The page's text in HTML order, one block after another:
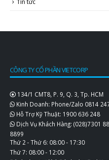
Tin tức
CÔNG TY CỔ PHẦN VIETCORP
134/1 CMT8, P. 9, Q. 3, Tp. HCM
Kinh Doanh: Phone/Zalo 0814
Hỗ Trợ Kỹ Thuật: 1900 636 248
Dịch Vụ Khách Hàng: (028)7301
8899
Thứ 2 - Thứ 6: 08:00 - 17:30
Thứ 7: 08:00 - 12:00